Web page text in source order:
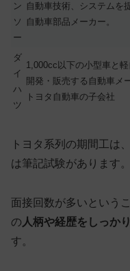
ン
ソ
ー
自動車技術、システムを
自動車部品メーカー。
ダ
イ
ハ
ツ
1,000cc以下の小型車と
開発・販売する自動車メ
トヨタ自動車の子会社
トヨタ系列の期間工は
は筆記試験があります。
面接回数が多いという
の 人柄や経歴をしっか
す。